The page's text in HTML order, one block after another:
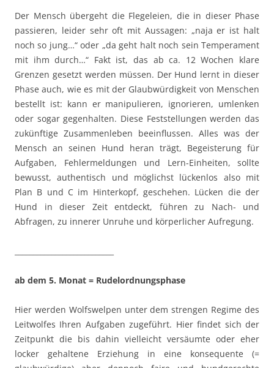
Der Mensch übergeht die Flegeleien, die in dieser Phase
passieren, leider sehr oft mit Aussagen: „naja er ist halt
noch so jung…“ oder „da geht halt noch sein Temperament
mit ihm durch…“ Fakt ist, das ab ca. 12 Wochen klare
Grenzen gesetzt werden müssen. Der Hund lernt in dieser
Phase auch, wie es mit der Glaubwürdigkeit von Menschen
bestellt ist: kann er manipulieren, ignorieren, umlenken
oder sogar gegenhalten. Diese Feststellungen werden das
zukünftige Zusammenleben beeinflussen. Alles was der
Mensch an seinen Hund heran trägt, Begeisterung für
Aufgaben, Fehlermeldungen und Lern-Einheiten, sollte
bewusst, authentisch und möglichst lückenlos also mit
Plan B und C im Hinterkopf, geschehen. Lücken die der
Hund in dieser Zeit entdeckt, führen zu Nach- und
Abfragen, zu innerer Unruhe und körperlicher Aufregung.
ab dem 5. Monat = Rudelordnungsphase
Hier werden Wolfswelpen unter dem strengen Regime des
Leitwolfes Ihren Aufgaben zugeführt. Hier findet sich der
Zeitpunkt die bis dahin vielleicht versäumte oder eher
locker gehaltene Erziehung in eine konsequente (=